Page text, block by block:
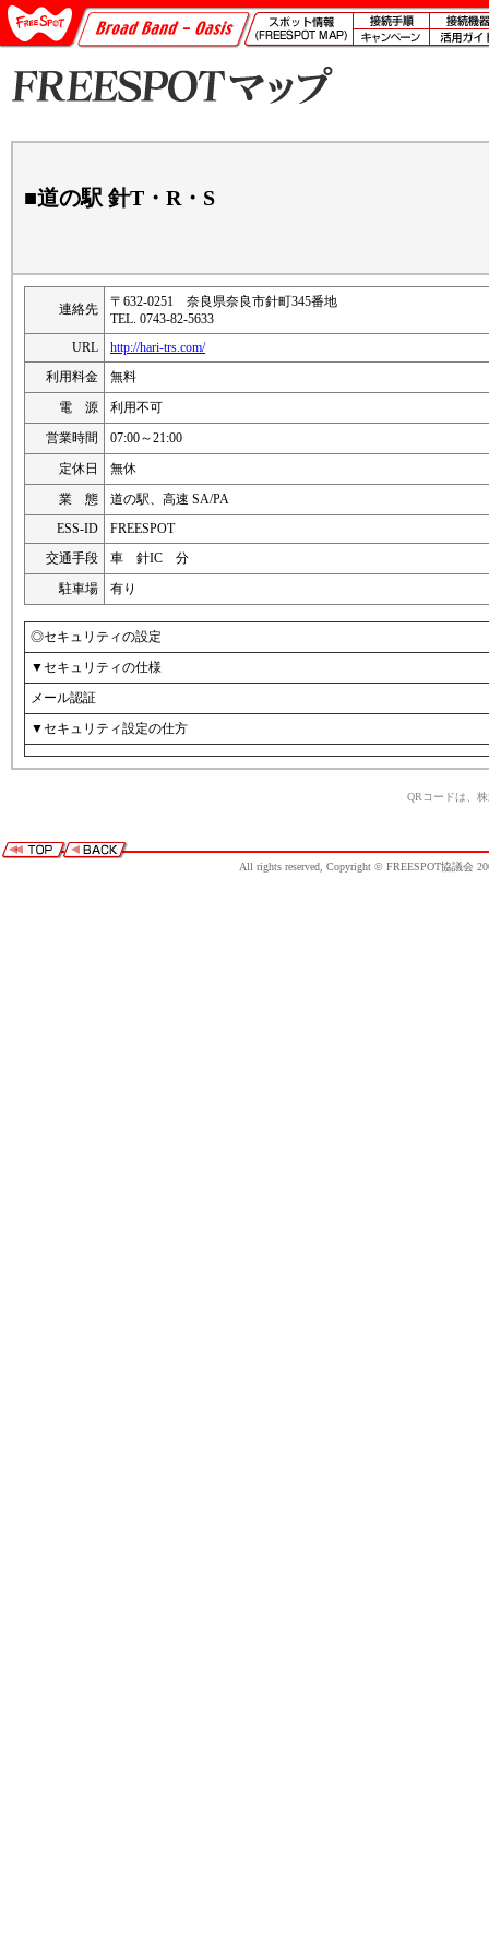
■道の駅 針T・R・S
連絡先
〒632-0251 奈良県奈良市針町345番地
TEL. 0743-82-5633
URL
http://hari-trs.com/
利用料金
無料
電 源
利用不可
営業時間
07:00～21:00
定休日
無休
業 態
道の駅、高速 SA/PA
ESS-ID
FREESPOT
交通手段
車 針IC 分
駐車場
有り
◎セキュリティの設定
▼セキュリティの仕様
メール認証
▼セキュリティ設定の仕方
QRコードは、
All rights reserved, Copyright © FREESPOT協議会